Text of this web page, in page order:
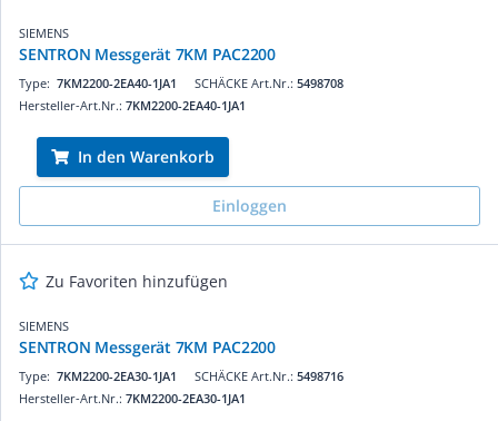
SIEMENS
SENTRON Messgerät 7KM PAC2200
SCHÄCKE Art.Nr.: 5498708
Type: 7KM2200-2EA40-1JA1
Hersteller-Art.Nr.: 7KM2200-2EA40-1JA1
In den Warenkorb
Einloggen
Zu Favoriten hinzufügen
SIEMENS
SENTRON Messgerät 7KM PAC2200
SCHÄCKE Art.Nr.: 5498716
Type: 7KM2200-2EA30-1JA1
Hersteller-Art.Nr.: 7KM2200-2EA30-1JA1